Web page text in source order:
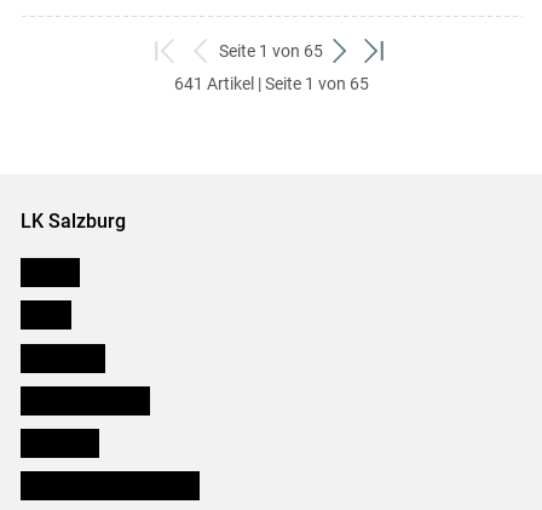
zum
ersten
zurück
zum
Seite 1 von 65
weiter
zum
zum
641 Artikel | Seite 1 von 65
LK Salzburg